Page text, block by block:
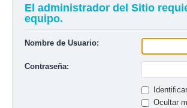
El administrador del Sitio
equipo.
Nombre de Usuario:
Contraseña:
Ocultar